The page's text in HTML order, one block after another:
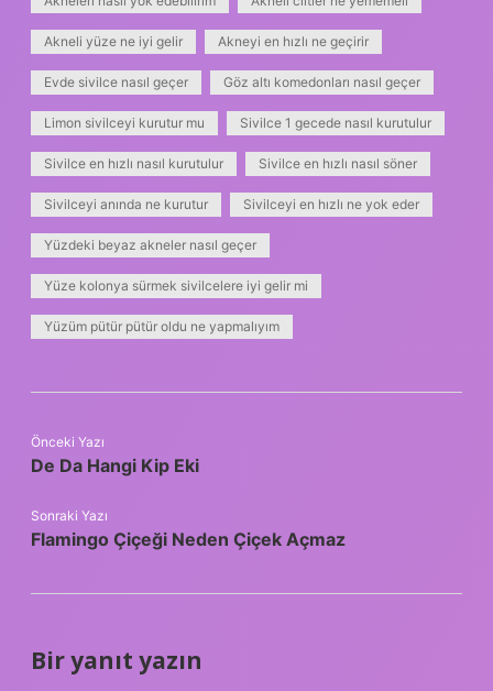
Akneli yüze ne iyi gelir Akneyi en hızlı ne geçirir
Evde sivilce nasıl geçer Göz altı komedonları nasıl geçer
Limon sivilceyi kurutur mu Sivilce 1 gecede nasıl kurutulur
Sivilce en hızlı nasıl kurutulur Sivilce en hızlı nasıl söner
Sivilceyi anında ne kurutur Sivilceyi en hızlı ne yok eder
Yüzdeki beyaz akneler nasıl geçer
Yüze kolonya sürmek sivilcelere iyi gelir mi
Yüzüm pütür pütür oldu ne yapmalıyım
Önceki Yazı
De Da Hangi Kip Eki
Sonraki Yazı
Flamingo Çiçeği Neden Çiçek Açmaz
Bir yanıt yazın